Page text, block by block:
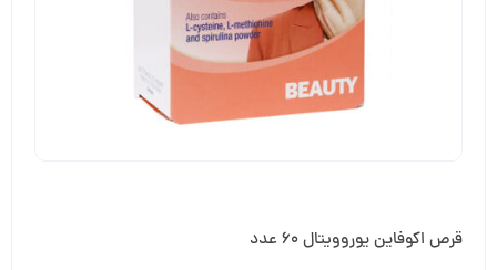
قرص اکوفاین یوروویتال 60 عدد